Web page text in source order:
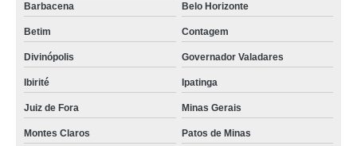
Barbacena
Belo Horizonte
Betim Contagem
Divinópolis Governador Valadares
Ibirité Ipatinga
Juiz de Fora Minas Gerais
Montes Claros Patos de Minas